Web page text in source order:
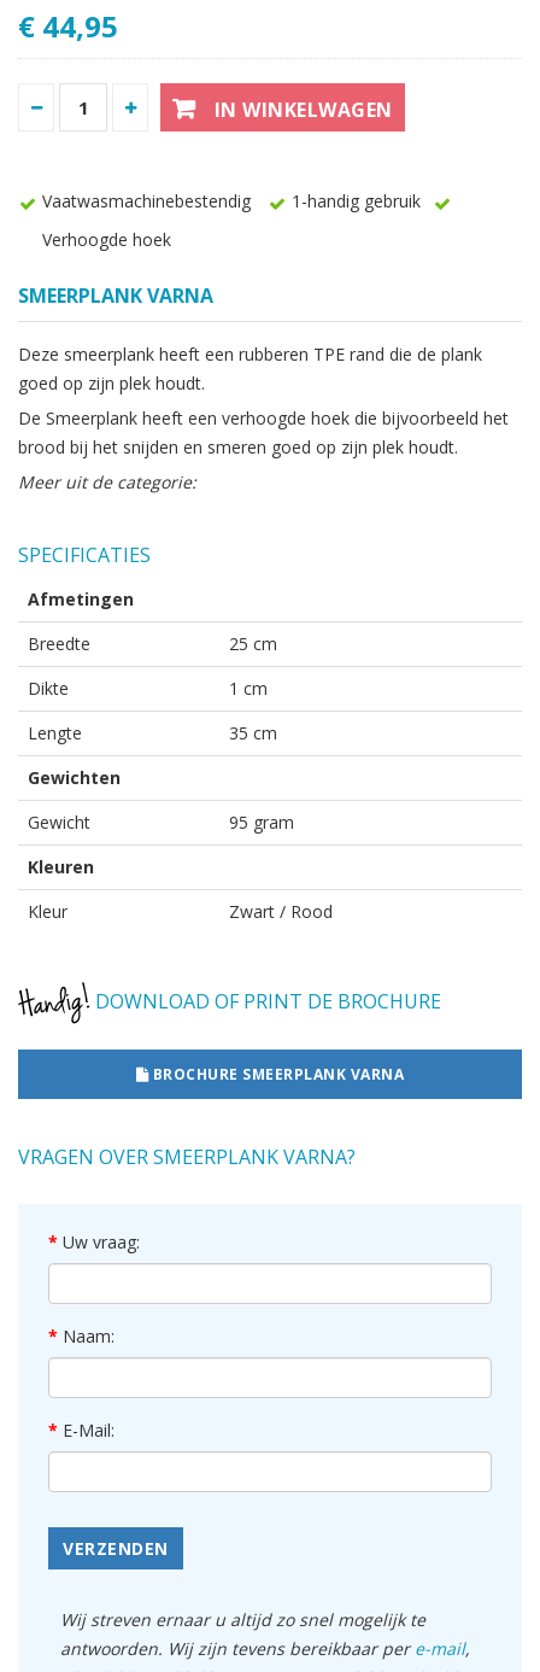
€ 44,95
IN WINKELWAGEN
Vaatwasmachinebestendig
1-handig gebruik
Verhoogde hoek
SMEERPLANK VARNA
Deze smeerplank heeft een rubberen TPE rand die de plank
goed op zijn plek houdt.
De Smeerplank heeft een verhoogde hoek die bijvoorbeeld het
brood bij het snijden en smeren goed op zijn plek houdt.
Meer uit de categorie:
SPECIFICATIES
Afmetingen
Breedte
25 cm
Dikte
1 cm
Lengte
35 cm
Gewichten
Gewicht
95 gram
Kleuren
Kleur
Zwart / Rood
DOWNLOAD OF PRINT DE BROCHURE
BROCHURE SMEERPLANK VARNA
VRAGEN OVER SMEERPLANK VARNA?
Uw vraag:
Naam:
E-Mail:
VERZENDEN
Wij streven ernaar u altijd zo snel mogelijk te
antwoorden. Wij zijn tevens bereikbaar pere-mail,